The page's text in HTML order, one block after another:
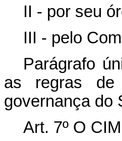
II - por seu
III - pelo
Parágrafo
as regras de
governança do
Art. 7º O